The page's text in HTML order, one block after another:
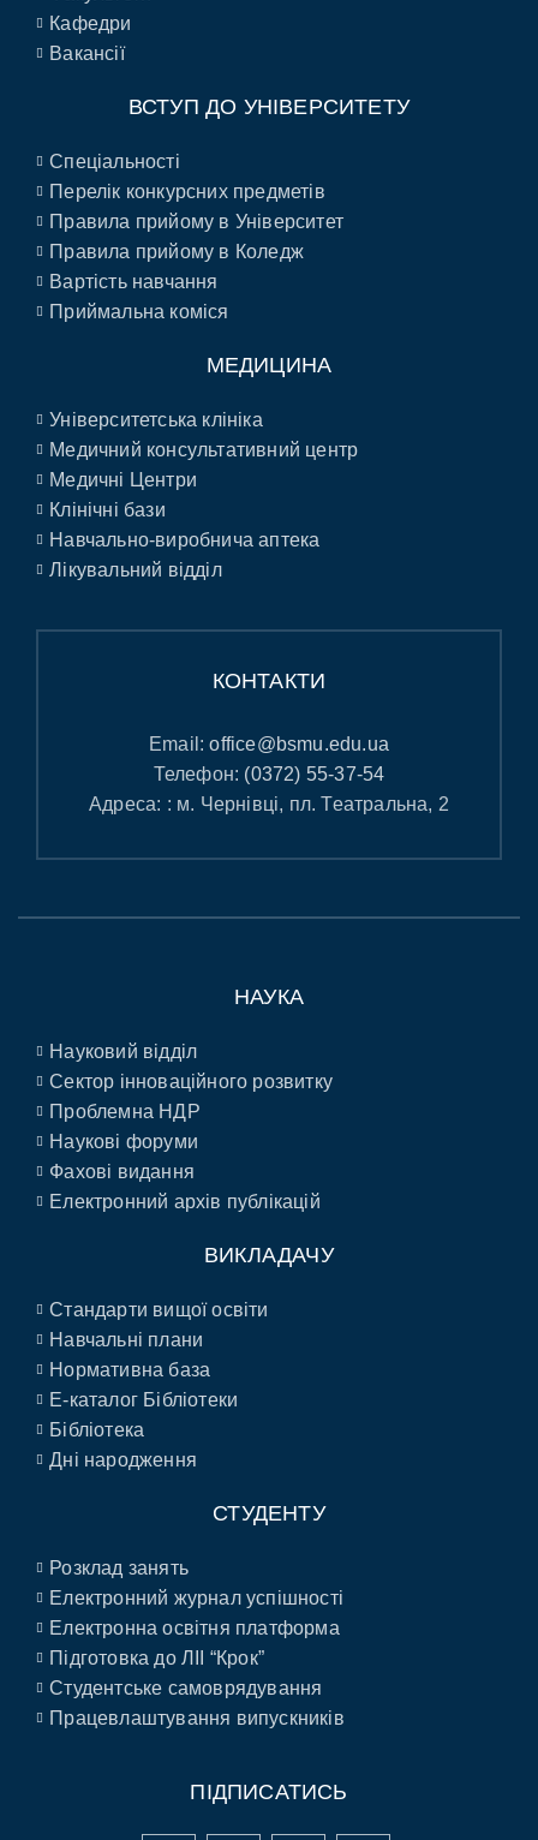
Кафедри
Вакансії
ВСТУП ДО УНІВЕРСИТЕТУ
Спеціальності
Перелік конкурсних предметів
Правила прийому в Університет
Правила прийому в Коледж
Вартість навчання
Приймальна коміся
МЕДИЦИНА
Університетська клініка
Медичний консультативний центр
Медичні Центри
Клінічні бази
Навчально-виробнича аптека
Лікувальний відділ
КОНТАКТИ
Email:office@bsmu.edu.ua
Телефон: (0372) 55-37-54
Адреса: : м. Чернівці, пл. Театральна, 2
НАУКА
Науковий відділ
Сектор інноваційного розвитку
Проблемна НДР
Наукові форуми
Фахові видання
Електронний архів публікацій
ВИКЛАДАЧУ
Стандарти вищої освіти
Навчальні плани
Нормативна база
E-каталог Бібліотеки
Бібліотека
Дні народження
СТУДЕНТУ
Розклад занять
Електронний журнал успішності
Електронна освітня платформа
Підготовка до ЛІІ “Крок”
Студентське самоврядування
Працевлаштування випускників
ПІДПИСАТИСЬ